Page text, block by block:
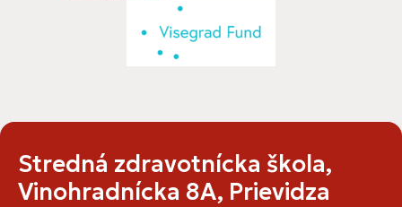
Stredná zdravotnícka škola,
Vinohradnícka 8A, Prievidza